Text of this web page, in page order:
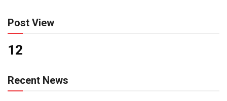
Post View
12
Recent News